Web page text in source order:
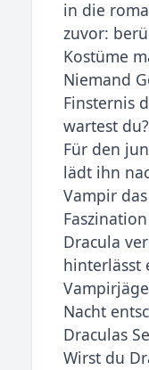
in die
zuvor:
Kostüme
Niemand
Finsternis
wartest
Für den
lädt ihn
Vampir
Dracula
hinterlässt
Nacht
Draculas
Wirst du